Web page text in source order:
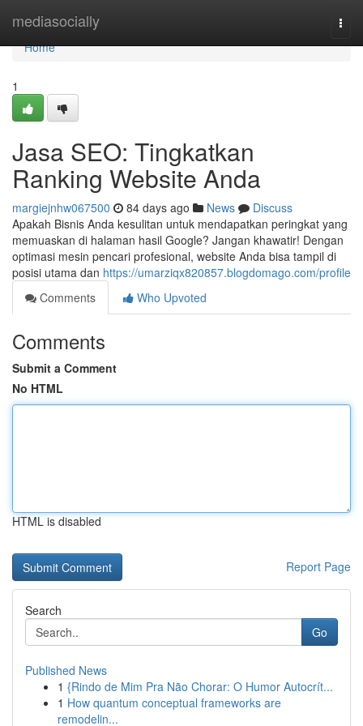
mediasocially
Home
Home
1
Jasa SEO: Tingkatkan
Ranking Website Anda
margiejnhw067500 84 days ago News
Discuss
Apakah Bisnis Anda kesulitan untuk mendapatkan peringkat yang
memuaskan di halaman hasil Google? Jangan khawatir! Dengan
optimasi mesin pencari profesional, website Anda bisa tampil di
posisi utama dan https://umarziqx820857.blogdomago.com/profile
Comments
Who Upvoted
Comments
Submit a Comment
No HTML
HTML is disabled
Report Page
Search
Go
Published News
1 {Rindo de Mim Pra Não Chorar: O Humor Autocrít...
1 How quantum conceptual frameworks are
remodelin...